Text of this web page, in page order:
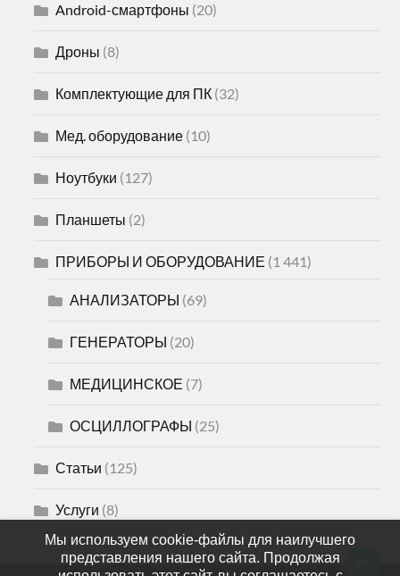
Android-смартфоны (20)
Дроны (8)
Комплектующие для ПК (32)
Мед. оборудование (10)
Ноутбуки (127)
Планшеты (2)
ПРИБОРЫ И ОБОРУДОВАНИЕ (1 441)
АНАЛИЗАТОРЫ (69)
ГЕНЕРАТОРЫ (20)
МЕДИЦИНСКОЕ (7)
ОСЦИЛЛОГРАФЫ (25)
Статьи (125)
Услуги (8)
Мы используем cookie-файлы для наилучшего
представления нашего сайта. Продолжая